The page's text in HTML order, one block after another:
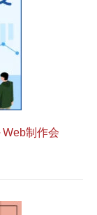
制作会